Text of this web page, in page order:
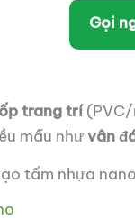
Gọi
trang trí(PVC/
mẫu nhưvân
tấm nhựa nano